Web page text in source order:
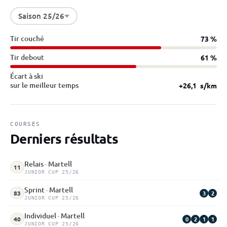
Saison 25/26
Tir couché 73 %
Tir debout 61 %
Écart à ski
sur le meilleur temps
+26,1 s/km
COURSES
Derniers résultats
11 Relais · Martell
JUNIOR CUP 25/26
83 Sprint · Martell
JUNIOR CUP 25/26
3 2
40 Individuel · Martell
JUNIOR CUP 25/26
0 2 1 1